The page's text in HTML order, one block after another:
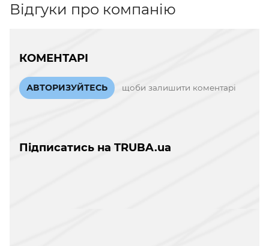
Відгуки про компанію
КОМЕНТАРІ
АВТОРИЗУЙТЕСЬ щоби залишити коментарі
Підписатись на TRUBA.ua